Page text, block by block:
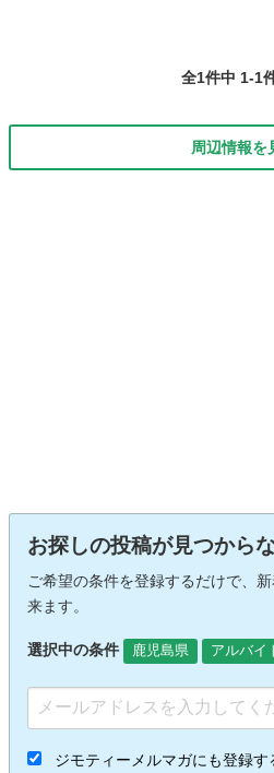
全1件中 1-1
周辺情報を
お探しの投稿が見つから
ご希望の条件を登録するだけで、
来ます。
選択中の条件 鹿児島県 アルバイ
ジモティーメルマガにも登録す